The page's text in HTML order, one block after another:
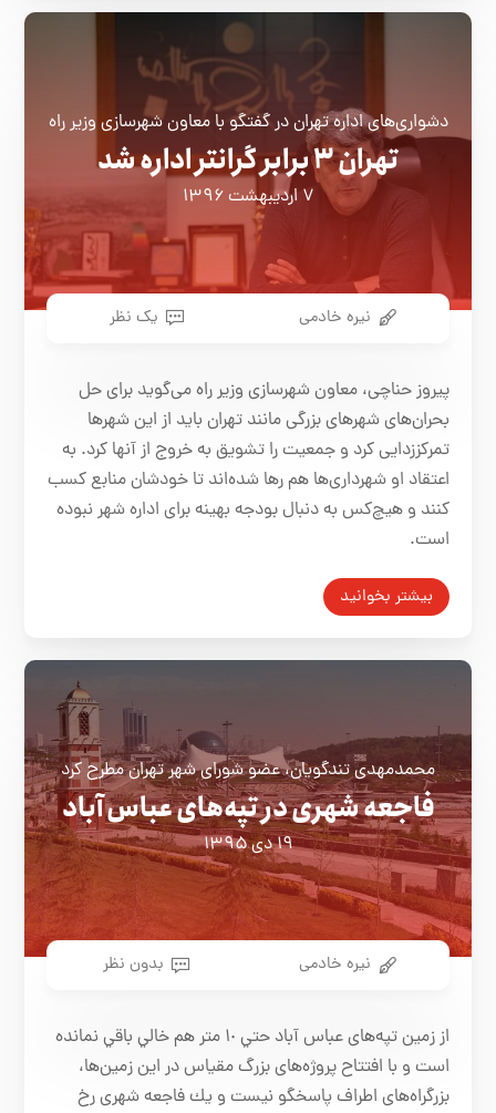
دشواری‌های اداره تهران در گفتگو با معاون شهرسازی وزیر راه
تهران ۳ برابر گرانتر اداره شد
۷ اردیبهشت ۱۳۹۶
نیره خادمی یک نظر
پیروز حناچی، معاون شهرسازی وزیر راه می‌گوید برای حل
بحران‌های شهرهای بزرگی مانند تهران باید از این شهرها
تمرکززدایی کرد و جمعیت را تشویق به خروج از آنها کرد. به
اعتقاد او شهرداری‌ها هم رها شده‌اند تا خودشان منابع کسب
کنند و هیچ‌کس به دنبال بودجه بهینه برای اداره شهر نبوده
است.
بیشتر بخوانید
محمدمهدی تندگویان، عضو شورای شهر تهران مطرح کرد
فاجعه شهری در تپه‌های عباس آباد
۱۹ دی ۱۳۹۵
نیره خادمی بدون نظر
از زمین تپه‌های عباس آباد حتي ١٠ متر هم خالي باقي نمانده
است و با افتتاح پروژه‌های بزرگ ‌مقیاس‌ در این زمین‌ها،
بزرگراه‌های اطراف پاسخگو نیست و يك فاجعه شهری رخ